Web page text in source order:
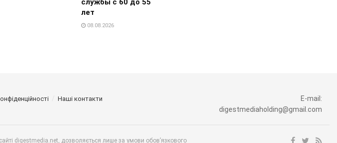
службы с 60 до 55
лет
08.08.2026
Наші контакти
E-mail:
digestmediaholding@gmail.com
digestmedia.net, дозволяється лише за умови обов’язкового